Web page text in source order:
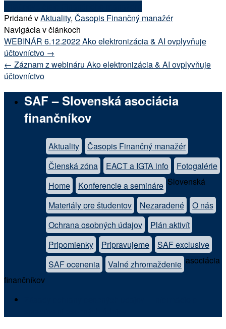
Pridané vAktuality, Časopis Finančný manažér
Navigácia v článkoch
WEBINÁR 6.12.2022 Ako elektronizácia & AI ovplyvňuje
účtovníctvo →
← Záznam z webináru Ako elektronizácia & AI ovplyvňuje
účtovníctvo
SAF – Slovenská asociácia
finančníkov
Aktuality
Časopis Finančný manažér
Členská zóna
EACT a IGTA info
Fotogalérie
Home
Konferencie a semináre
Materiály pre študentov
Nezaradené
O nás
Ochrana osobných údajov
Plán aktivít
Pripomienky
Pripravujeme
SAF exclusive
SAF ocenenia
Valné zhromaždenie
Slovenská
asociácia
finančníkov